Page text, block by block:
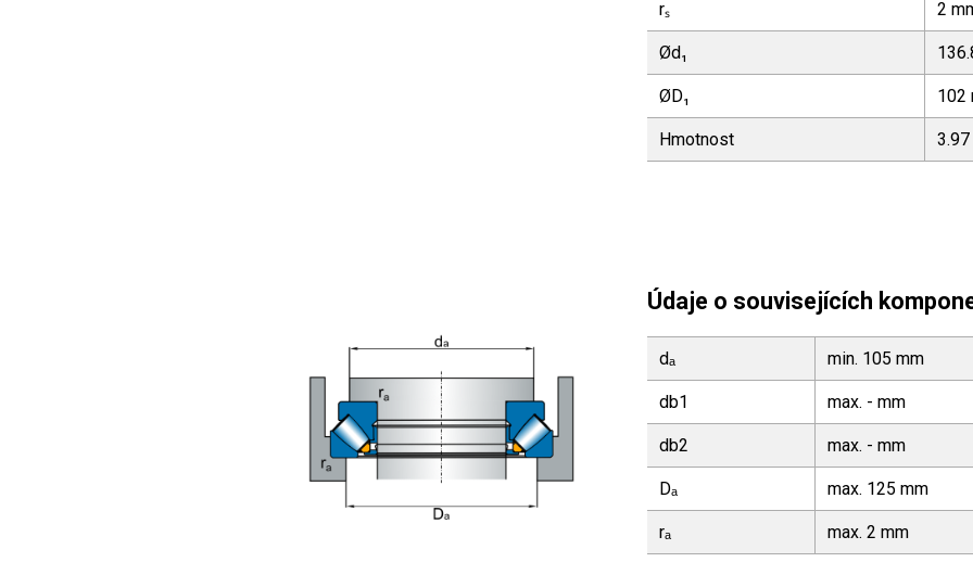
rₛ 2
Ød₁
ØD₁ 102
Hmotnost
Údaje o souvisejících
dₐ min. 105 mm
db1 max. - mm
db2 max. - mm
Dₐ max. 125 mm
rₐ max. 2 mm